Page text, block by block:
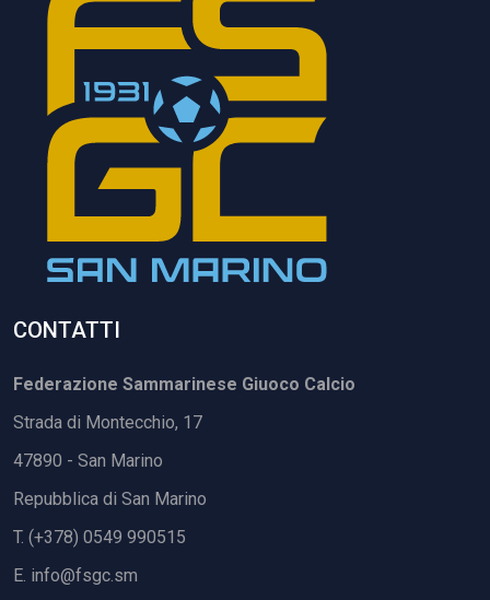
CONTATTI
Federazione Sammarinese Giuoco Calcio
Strada di Montecchio, 17
47890 - San Marino
Repubblica di San Marino
T. (+378) 0549 990515
E. info@fsgc.sm